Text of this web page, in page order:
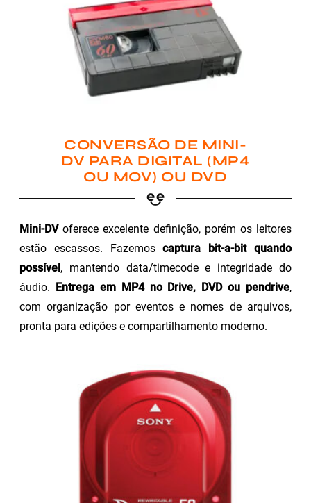
CONVERSÃO DE MINI-
DV PARA DIGITAL (MP4
OU MOV) OU DVD
Mini-DVoferece excelente definição, porém os leitores
estão escassos. Fazemoscaptura bit-a-bit quando
possível, mantendo data/timecode e integridade do
áudio. Entrega em MP4 no Drive, DVD ou pendrive,
com organização por eventos e nomes de arquivos,
pronta para edições e compartilhamento moderno.